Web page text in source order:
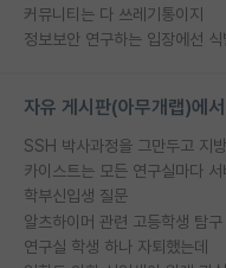
커뮤니티는 다 쓰레기통이지
자유 게시판(아무개랩)에
카이스트는 모든 연구실마다
학부신입생 질문
알츠하이머 관련 고등학생 탐
연구실 학생 하나 자퇴했는데